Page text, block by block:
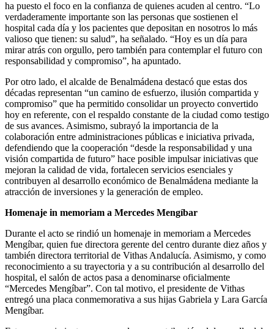
ha puesto el foco en la confianza de quienes acuden al centro. “Lo
verdaderamente importante son las personas que sostienen el
hospital cada día y los pacientes que depositan en nosotros lo más
valioso que tienen: su salud”, ha señalado. “Hoy es un día para
mirar atrás con orgullo, pero también para contemplar el futuro con
responsabilidad y compromiso”, ha apuntado.
Por otro lado, el alcalde de Benalmádena destacó que estas dos
décadas representan “un camino de esfuerzo, ilusión compartida y
compromiso” que ha permitido consolidar un proyecto convertido
hoy en referente, con el respaldo constante de la ciudad como testigo
de sus avances. Asimismo, subrayó la importancia de la
colaboración entre administraciones públicas e iniciativa privada,
defendiendo que la cooperación “desde la responsabilidad y una
visión compartida de futuro” hace posible impulsar iniciativas que
mejoran la calidad de vida, fortalecen servicios esenciales y
contribuyen al desarrollo económico de Benalmádena mediante la
atracción de inversiones y la generación de empleo.
Homenaje in memoriam a Mercedes Mengíbar
Durante el acto se rindió un homenaje in memoriam a Mercedes
Mengíbar, quien fue directora gerente del centro durante diez años y
también directora territorial de Vithas Andalucía. Asimismo, y como
reconocimiento a su trayectoria y a su contribución al desarrollo del
hospital, el salón de actos pasa a denominarse oficialmente
“Mercedes Mengíbar”. Con tal motivo, el presidente de Vithas
entregó una placa conmemorativa a sus hijas Gabriela y Lara García
Mengíbar.